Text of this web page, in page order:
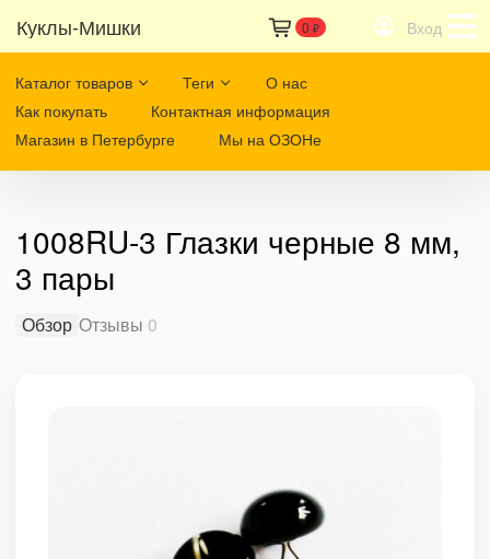
Куклы-Мишки 0 ₽ Вход
Каталог товаров Теги
О нас
Как покупать
Контактная информация
Магазин в Петербурге
Мы на ОЗОНе
1008RU-3 Глазки черные 8 мм,
3 пары
Обзор Отзывы 0